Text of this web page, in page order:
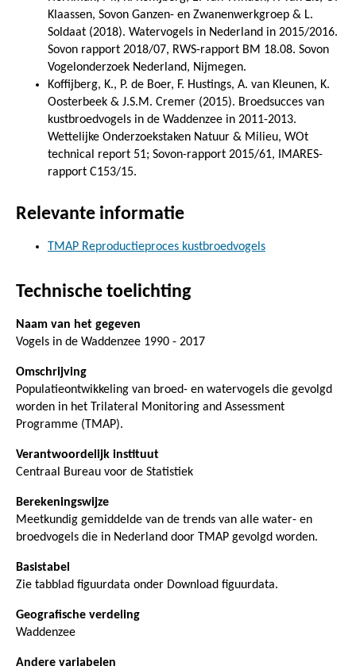
Klaassen, Sovon Ganzen- en Zwanenwerkgroep & L.
Soldaat (2018). Watervogels in Nederland in 2015/2016.
Sovon rapport 2018/07, RWS-rapport BM 18.08. Sovon
Vogelonderzoek Nederland, Nijmegen.
Koffijberg, K., P. de Boer, F. Hustings, A. van Kleunen, K.
Oosterbeek & J.S.M. Cremer (2015). Broedsucces van
kustbroedvogels in de Waddenzee in 2011-2013.
Wettelijke Onderzoekstaken Natuur & Milieu, WOt
technical report 51; Sovon-rapport 2015/61, IMARES-
rapport C153/15.
Relevante informatie
TMAP Reproductieproces kustbroedvogels
Technische toelichting
Naam van het gegeven
Vogels in de Waddenzee 1990 - 2017
Omschrijving
Populatieontwikkeling van broed- en watervogels die gevolgd
worden in het Trilateral Monitoring and Assessment
Programme (TMAP).
Verantwoordelijk instituut
Centraal Bureau voor de Statistiek
Berekeningswijze
Meetkundig gemiddelde van de trends van alle water- en
broedvogels die in Nederland door TMAP gevolgd worden.
Basistabel
Zie tabblad figuurdata onder Download figuurdata.
Geografische verdeling
Waddenzee
Andere variabelen